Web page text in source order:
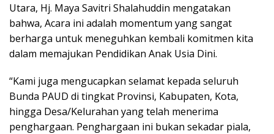
Utara, Hj. Maya Savitri Shalahuddin mengatakan
bahwa, Acara ini adalah momentum yang sangat
berharga untuk meneguhkan kembali komitmen kita
dalam memajukan Pendidikan Anak Usia Dini.
“Kami juga mengucapkan selamat kepada seluruh
Bunda PAUD di tingkat Provinsi, Kabupaten, Kota,
hingga Desa/Kelurahan yang telah menerima
penghargaan. Penghargaan ini bukan sekadar piala,